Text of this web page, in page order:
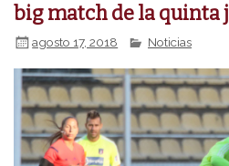
big match de la quinta
agosto 17, 2018 Noticias